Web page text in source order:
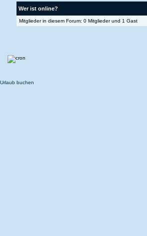
Wer ist online?
Mitglieder in diesem Forum: 0 Mitglieder und 1 Gast
Urlaub buchen